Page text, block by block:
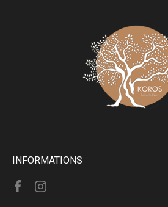
INFORMATIONS